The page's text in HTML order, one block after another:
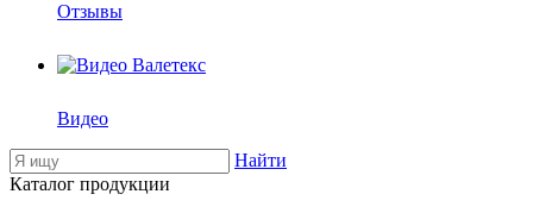
Отзывы
Видео
Найти
Каталог продукции